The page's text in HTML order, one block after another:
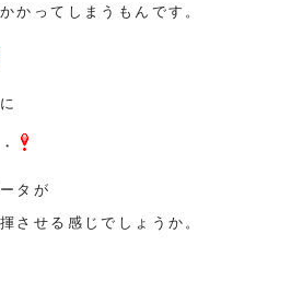
かってしまうもんです。
タが
させる感じでしょうか。